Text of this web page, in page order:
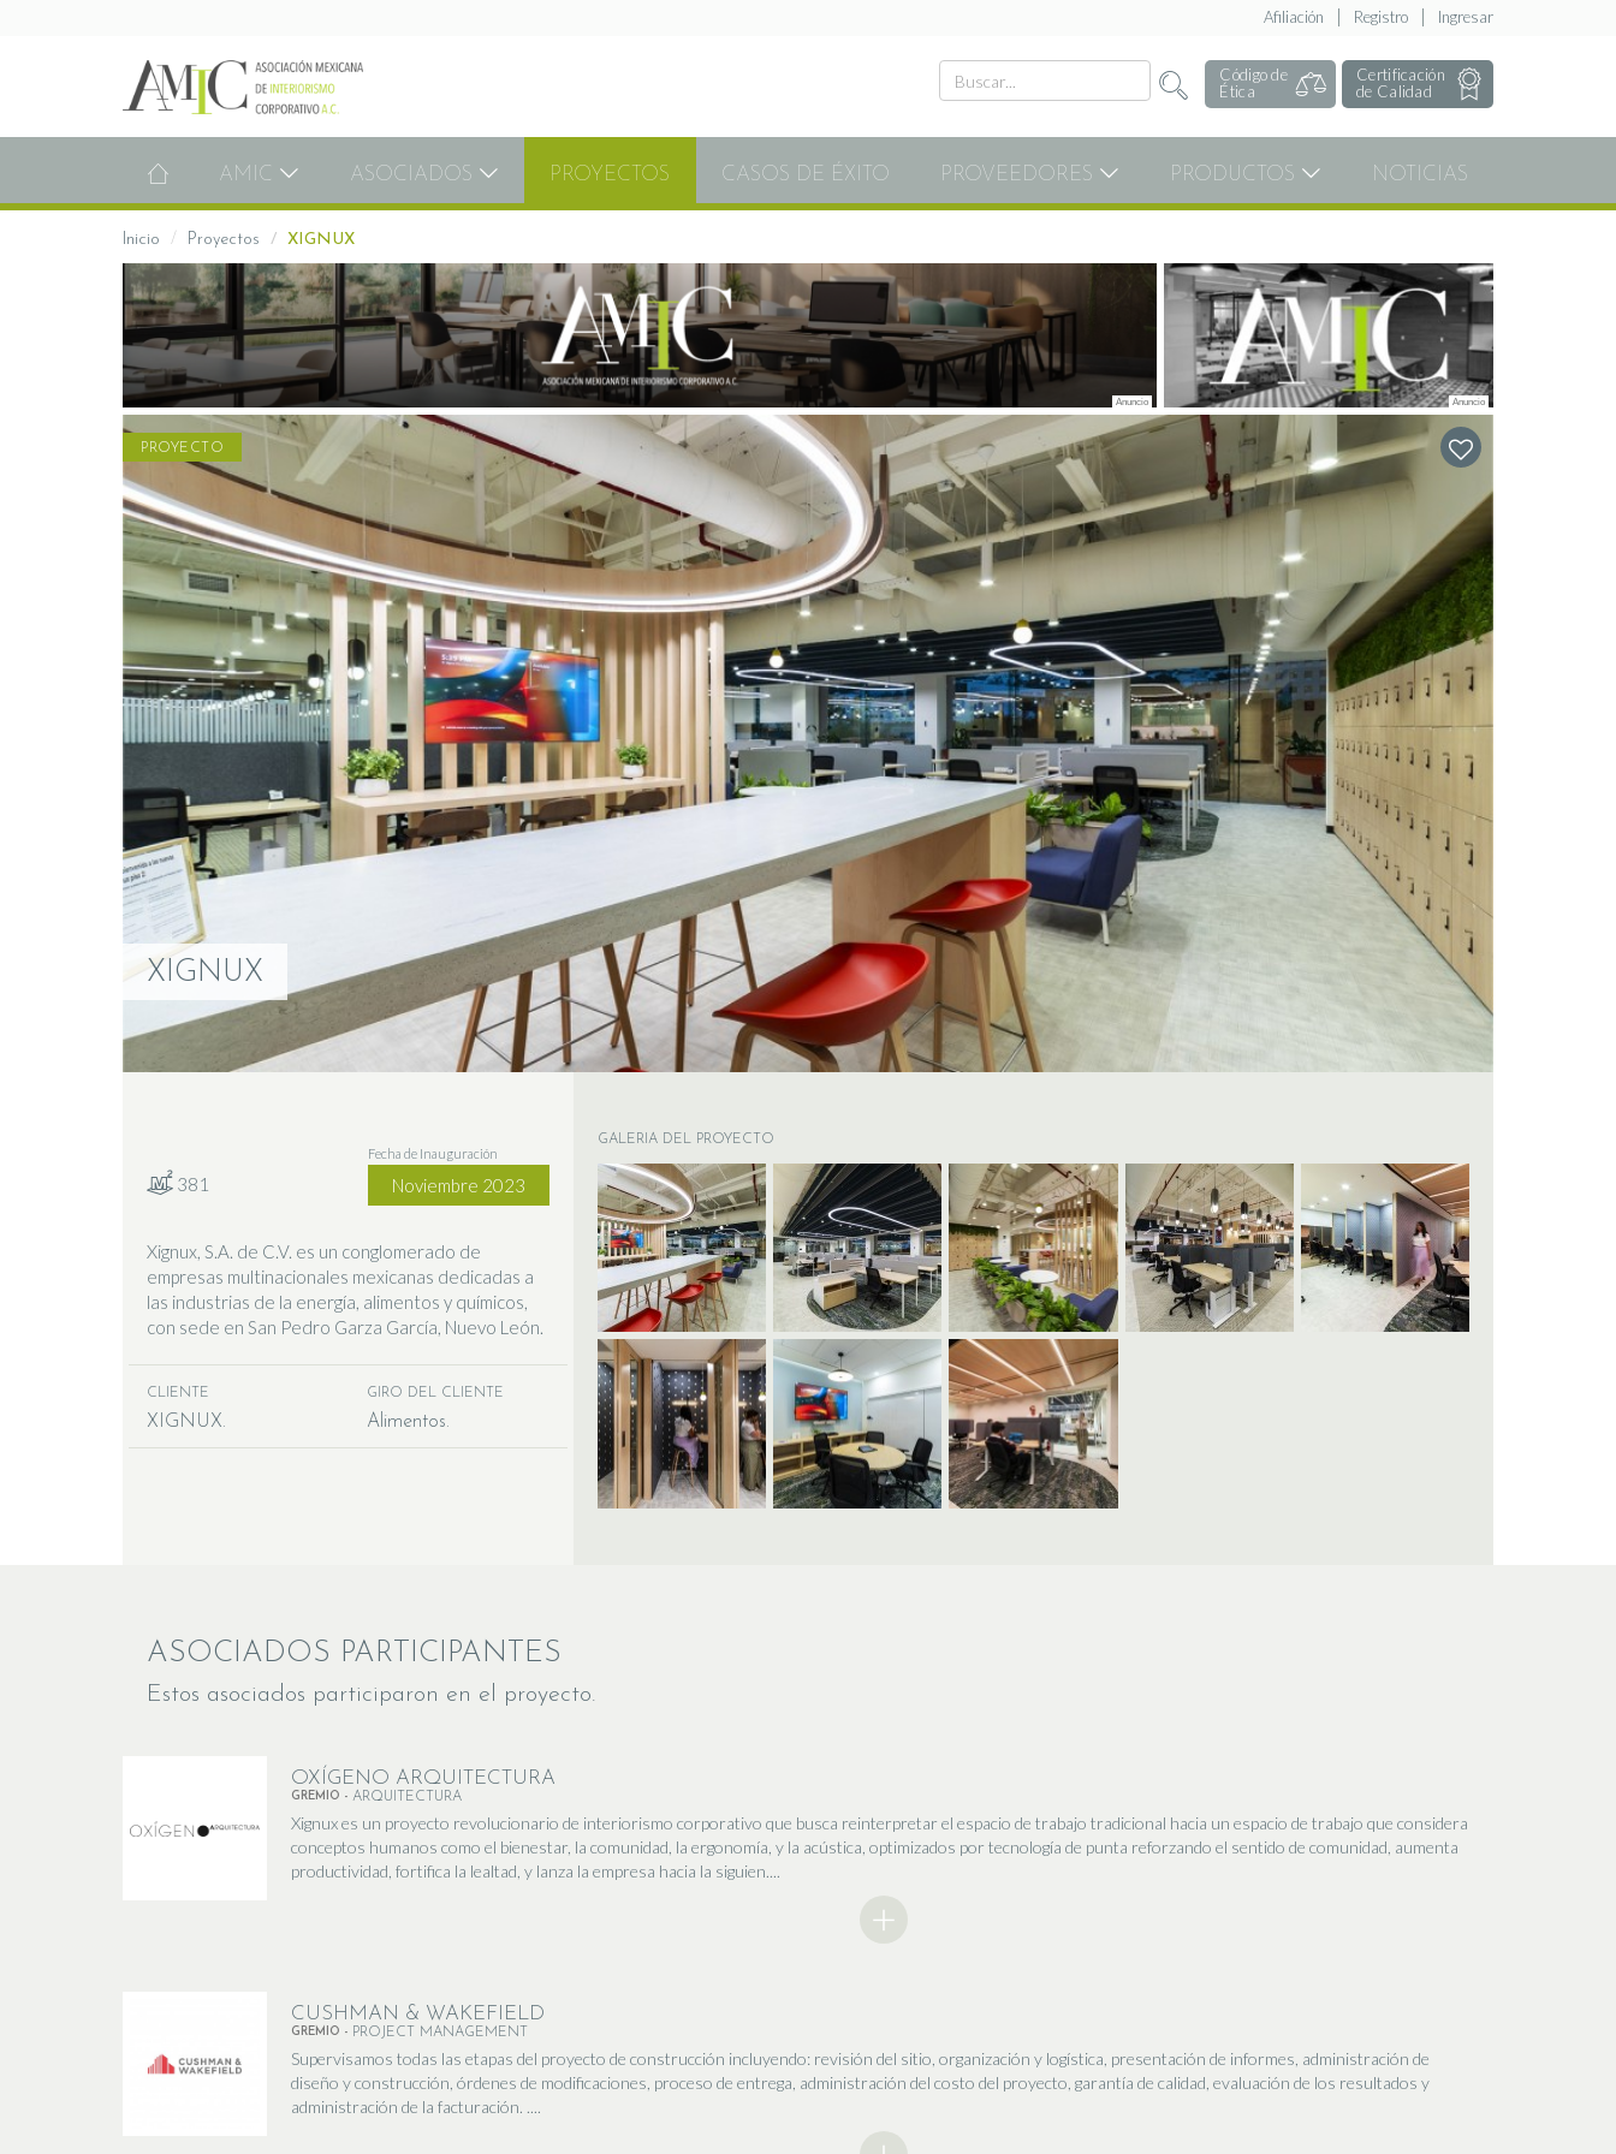
Ingresar
Registro
Afiliación
Código de
Ética
Certificación
de Calidad
AMIC ASOCIADOS PROYECTOS CASOS DE ÉXITO PROVEEDORES PRODUCTOS NOTICIAS
Inicio Proyectos XIGNUX
PROYECTO
XIGNUX
381
Fecha de Inauguración
Noviembre 2023
Xignux, S.A. de C.V. es un conglomerado de
empresas multinacionales mexicanas dedicadas a
las industrias de la energía, alimentos y químicos,
con sede en San Pedro Garza García, Nuevo León.
CLIENTE
XIGNUX
GIRO DEL CLIENTE
Alimentos
GALERIA DEL PROYECTO
ASOCIADOS PARTICIPANTES
Estos asociados participaron en el proyecto.
OXÍGENO ARQUITECTURA
GREMIO - ARQUITECTURA
Xignux es un proyecto revolucionario de interiorismo corporativo que busca reinterpretar el espacio de trabajo tradicional hacia un espacio de trabajo que considera
conceptos humanos como el bienestar, la comunidad, la ergonomía, y la acústica, optimizados por tecnología de punta reforzando el sentido de comunidad, aumenta
productividad, fortifica la lealtad, y lanza la empresa hacia la siguien....
CUSHMAN & WAKEFIELD
GREMIO - PROJECT MANAGEMENT
Supervisamos todas las etapas del proyecto de construcción incluyendo: revisión del sitio, organización y logística, presentación de informes, administración de
diseño y construcción, órdenes de modificaciones, proceso de entrega, administración del costo del proyecto, garantía de calidad, evaluación de los resultados y
administración de la facturación. ....